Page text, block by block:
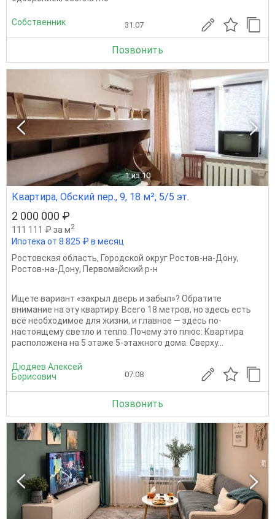
Собственник 31.07
Позвонить
1 из 10
Квартира, Обский пер., 9, 18 м², 5/5 эт.
2 000 000 ₽
111 111 ₽ за м2
Ипотека от 8 825 ₽ в месяц
Ростовская область, Городской округ Ростов-на-Дону,
Ростов-на-Дону, Первомайский р-н
Ищете вариант «закрыл дверь и забыл»? Обратите
внимание на эту квартиру. Всего 18 метров, но здесь есть
всё необходимое для жизни, и главное — здесь по-
настоящему светло и тепло. Почему это плюс: Квартира
расположена на 5 этаже 5-этажного дома. Сверху...
Дюдяев Алексей
Борисович
07.08
Позвонить